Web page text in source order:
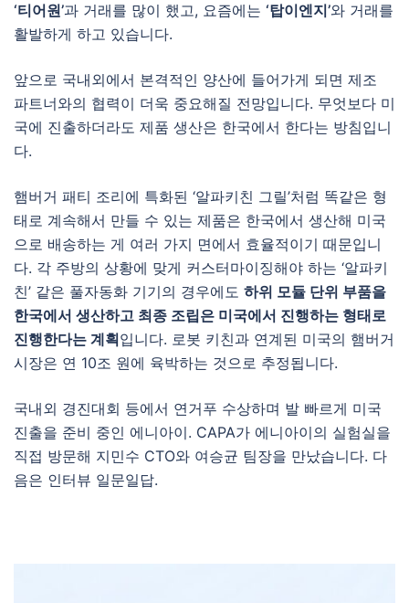
‘티어원’과 거래를 많이 했고, 요즘에는 ‘탑이엔지’와 거래를
활발하게 하고 있습니다.
앞으로 국내외에서 본격적인 양산에 들어가게 되면 제조
파트너와의 협력이 더욱 중요해질 전망입니다. 무엇보다 미
국에 진출하더라도 제품 생산은 한국에서 한다는 방침입니
다.
햄버거 패티 조리에 특화된 ‘알파키친 그릴’처럼 똑같은 형
태로 계속해서 만들 수 있는 제품은 한국에서 생산해 미국
으로 배송하는 게 여러 가지 면에서 효율적이기 때문입니
다. 각 주방의 상황에 맞게 커스터마이징해야 하는 ‘알파키
친’ 같은 풀자동화 기기의 경우에도 하위 모듈 단위 부품을
한국에서 생산하고 최종 조립은 미국에서 진행하는 형태로
진행한다는 계획입니다. 로봇 키친과 연계된 미국의 햄버거
시장은 연 10조 원에 육박하는 것으로 추정됩니다.
국내외 경진대회 등에서 연거푸 수상하며 발 빠르게 미국
진출을 준비 중인 에니아이. CAPA가 에니아이의 실험실을
직접 방문해 지민수 CTO와 여승균 팀장을 만났습니다. 다
음은 인터뷰 일문일답.